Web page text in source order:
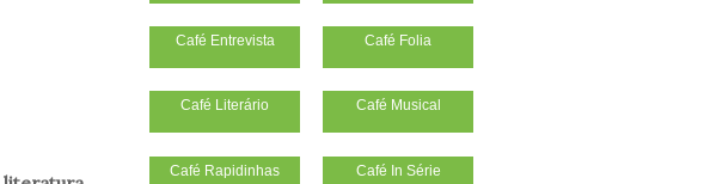
Café Entrevista Café Folia
Café Literário Café Musical
Café Rapidinhas Café In Série